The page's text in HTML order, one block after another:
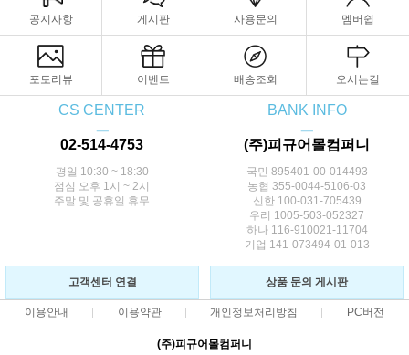
공지사항 게시판 사용문의 멤버쉽
포토리뷰 이벤트 배송조회 오시는길
CS CENTER
ㅡ
02-514-4753
평일 10:30 ~ 18:30
점심 오후 1시 ~ 2시
주말 및 공휴일 휴무
BANK INFO
ㅡ
(주)피규어몰컴퍼니
국민 895401-00-014493
농협 355-0044-5106-03
신한 100-031-705439
우리 1005-503-052327
하나 116-910021-11704
기업 141-073494-01-013
고객센터 연결 상품 문의 게시판
이용안내 이용약관 개인정보처리방침 PC버전
(주)피규어몰컴퍼니